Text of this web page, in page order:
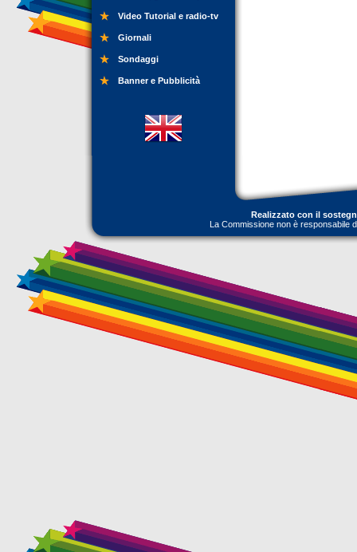
Video Tutorial e radio-tv
Giornali
Sondaggi
Banner e Pubblicità
Realizzato con il
La Commissione non è responsabile